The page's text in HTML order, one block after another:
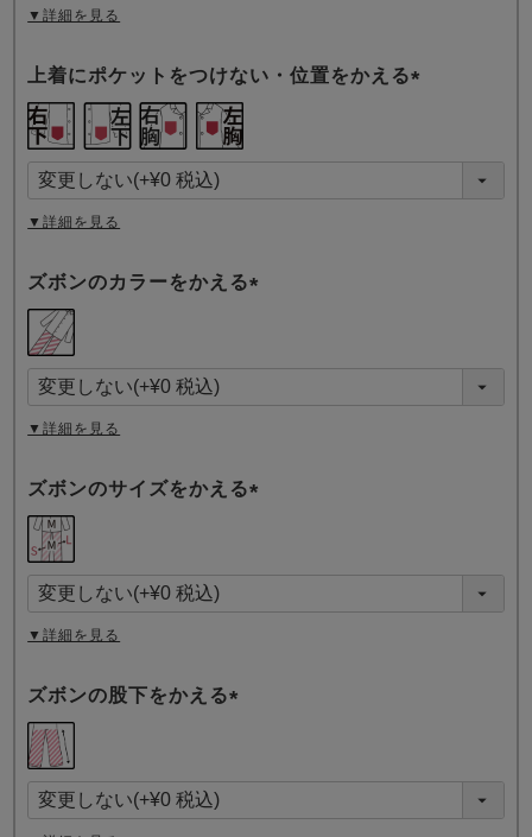
▼詳細を見る
上着にポケットをつけない・位置をかえる
須
)
▼詳細を見る
ズボンのカラーをかえる
須
)
▼詳細を見る
ズボンのサイズをかえる
須
)
▼詳細を見る
ズボンの股下をかえる
須
)